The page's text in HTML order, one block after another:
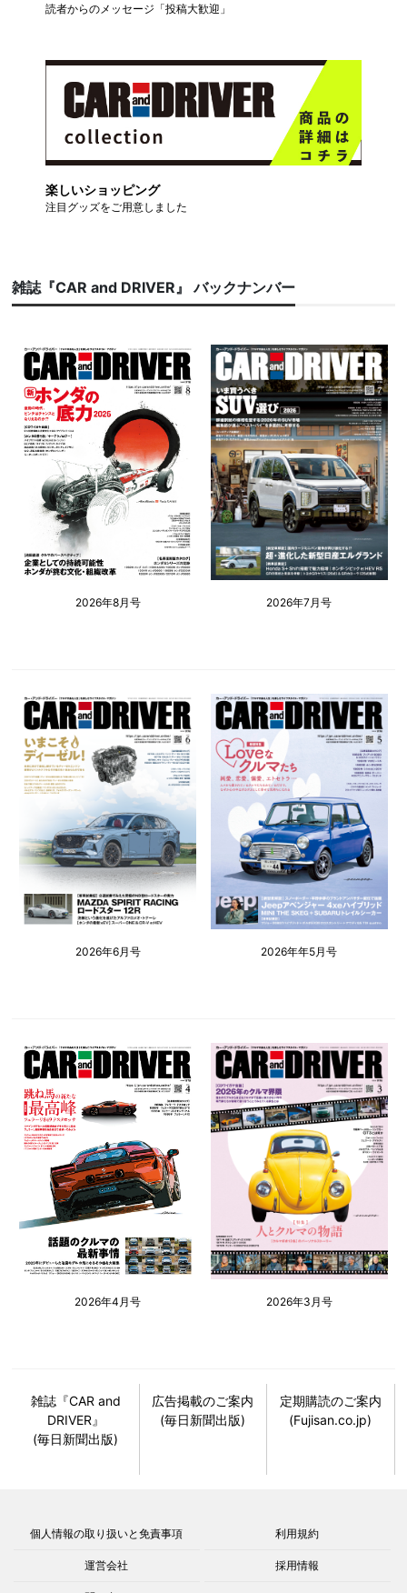
読者からのメッセージ「投稿大歓迎」
楽しいショッピング
注目グッズをご用意しました
雑誌『CAR and DRIVER』 バックナンバー
2026年8月号 2026年7月号
2026年6月号 2026年年5月号
2026年4月号 2026年3月号
雑誌『CAR and
DRIVER』
(毎日新聞出版)
広告掲載のご案内
(毎日新聞出版)
定期購読のご案内
(Fujisan.co.jp)
個人情報の取り扱いと免責事項 利用規約
運営会社 採用情報